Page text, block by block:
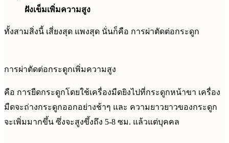
ฝังเข็มเพิ่มความสูง
ทั้งสามสิ่งนี้ เสี่ยงสุด แพงสุด นั่นก็คือ การผ่าตัดต่อกระดูก
การผ่าตัดต่อกระดูกเพิ่มความสูง
คือ การยืดกระดูกโดยใช้เครื่องมืดยิงไปที่กระดูกหน้าขา เครื่อง
มืดจะถ่างกระดูกออกอย่างช้าๆ และ ความยาวยาวของกระดูก
จะเพิ่มมากขึ้น ซึ่งจะสูงขึ้งถึง 5-8 ซม. แล้วแต่บุคคล